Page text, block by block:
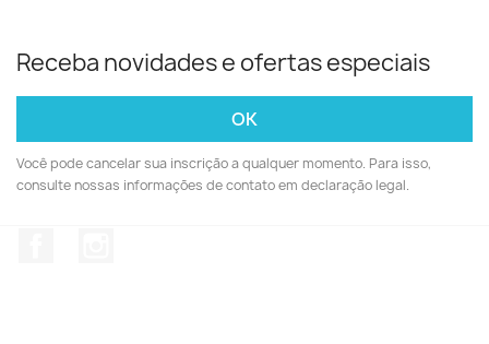
Receba novidades e ofertas especiais
Você pode cancelar sua inscrição a qualquer momento. Para isso,
consulte nossas informações de contato em declaração legal.